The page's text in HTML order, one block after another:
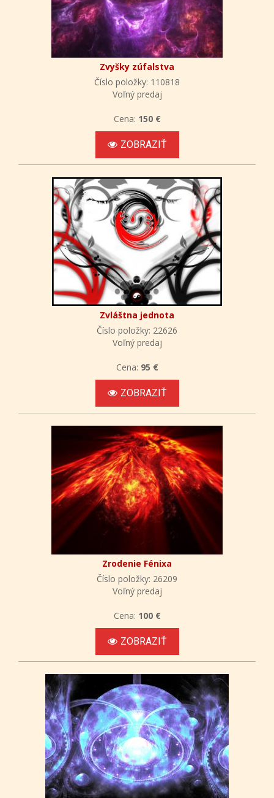
Zvyšky zúfalstva
Číslo položky: 110818
Voľný predaj
Cena: 150 €
ZOBRAZIŤ
Zvláštna jednota
Číslo položky: 22626
Voľný predaj
Cena: 95 €
ZOBRAZIŤ
Zrodenie Fénixa
Číslo položky: 26209
Voľný predaj
Cena: 100 €
ZOBRAZIŤ